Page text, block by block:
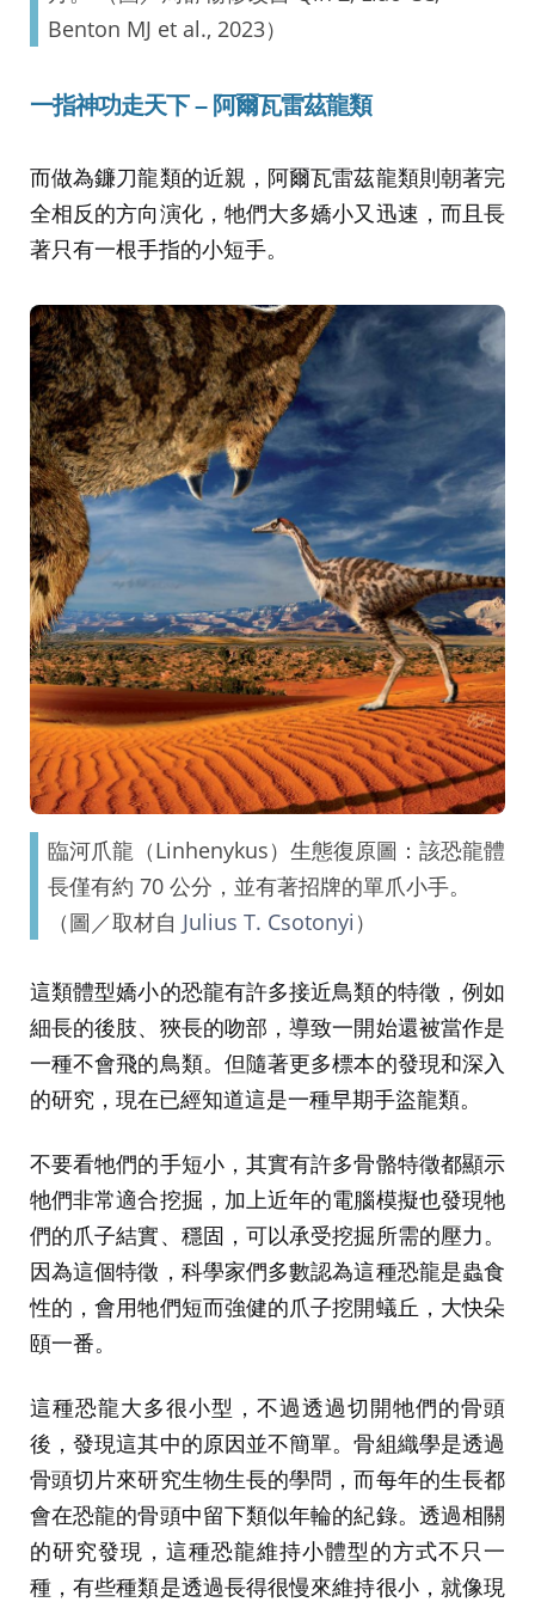
Benton MJ et al., 2023）
一指神功走天下 – 阿爾瓦雷茲龍類
而做為鐮刀龍類的近親，阿爾瓦雷茲龍類則朝著完
全相反的方向演化，牠們大多嬌小又迅速，而且長
著只有一根手指的小短手。
臨河爪龍（Linhenykus）生態復原圖：該恐龍體
長僅有約 70 公分，並有著招牌的單爪小手。
（圖／取材自 Julius T. Csotonyi ）
這類體型嬌小的恐龍有許多接近鳥類的特徵，例如
細長的後肢、狹長的吻部，導致一開始還被當作是
一種不會飛的鳥類。但隨著更多標本的發現和深入
的研究，現在已經知道這是一種早期手盜龍類。
不要看牠們的手短小，其實有許多骨骼特徵都顯示
牠們非常適合挖掘，加上近年的電腦模擬也發現牠
們的爪子結實、穩固，可以承受挖掘所需的壓力。
因為這個特徵，科學家們多數認為這種恐龍是蟲食
性的，會用牠們短而強健的爪子挖開蟻丘，大快朵
頤一番。
這種恐龍大多很小型，不過透過切開牠們的骨頭
後，發現這其中的原因並不簡單。骨組織學是透過
骨頭切片來研究生物生長的學問，而每年的生長都
會在恐龍的骨頭中留下類似年輪的紀錄。透過相關
的研究發現，這種恐龍維持小體型的方式不只一
種，有些種類是透過長得很慢來維持很小，就像現